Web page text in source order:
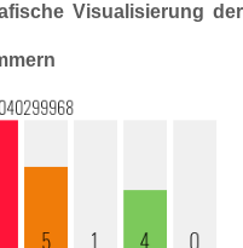
Visualisierung der